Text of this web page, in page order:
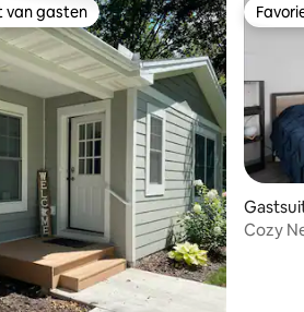
4,91 op 5, 90 recensies
van gasten
van gasten
Cozy